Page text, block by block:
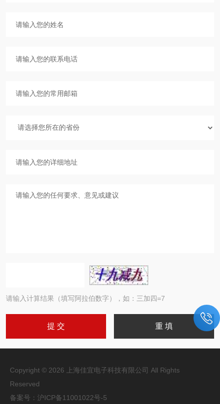
请输入计算结果（填写阿拉伯数字），如：三加四=7
Copyright © 2026 上海佳宜电子科技有限公司 All Rights
Reserved
备案号： 沪ICP备11001022号-5